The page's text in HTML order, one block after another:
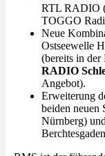
RTL RADIO
TOGGO
Neue
Ostseewelle
(bereits in
RADIO
Angebot).
Erweiterung
beiden neuen
Nürnberg) und